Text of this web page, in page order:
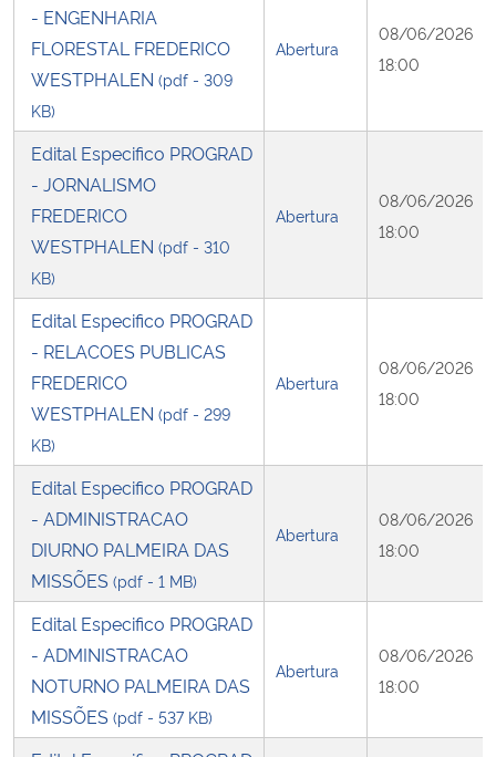
- ENGENHARIA
FLORESTAL FREDERICO
WESTPHALEN (pdf - 309
KB)
Abertura
08/06/2026
18:00
Edital Especifico PROGRAD
- JORNALISMO
FREDERICO
WESTPHALEN (pdf - 310
KB)
Abertura
08/06/2026
18:00
Edital Especifico PROGRAD
- RELACOES PUBLICAS
FREDERICO
WESTPHALEN (pdf - 299
KB)
Abertura
08/06/2026
18:00
Edital Especifico PROGRAD
- ADMINISTRACAO
DIURNO PALMEIRA DAS
MISSÕES (pdf - 1 MB)
Abertura
08/06/2026
18:00
Edital Especifico PROGRAD
- ADMINISTRACAO
NOTURNO PALMEIRA DAS
MISSÕES (pdf - 537 KB)
Abertura
08/06/2026
18:00